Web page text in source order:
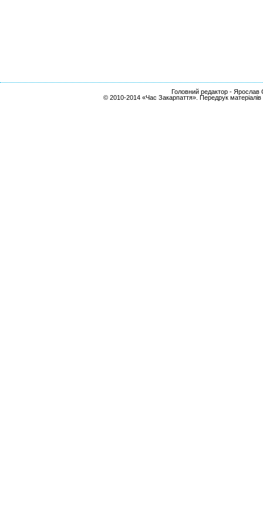
Головний редактор - Ярослав
© 2010-2014 «Час Закарпаття». Передрук